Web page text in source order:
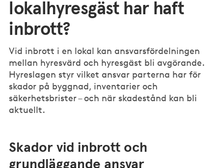
lokalhyresgäst har haft
inbrott?
Vid inbrott i en lokal kan ansvarsfördelningen
mellan hyresvärd och hyresgäst bli avgörande.
Hyreslagen styr vilket ansvar parterna har för
skador på byggnad, inventarier och
säkerhetsbrister – och när skadestånd kan bli
aktuellt.
Skador vid inbrott och
grundläggande ansvar